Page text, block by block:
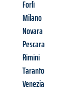
Forlì
Milano
Novara
Pescara
Rimini
Taranto
Venezia